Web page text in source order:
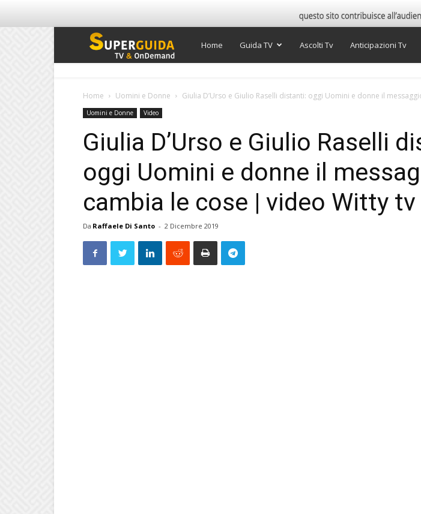
Super
Home Guida TV Ascolti Tv Anticipazioni Tv
Home Uomini e Donne Giulia D’Urso e Giulio Raselli distanti: oggi Uomini e donne il
Uomini e Donne Video
Giulia D’Urso e Giulio Raselli
oggi Uomini e donne il
cambia le cose | video Witty tv
Da Raffaele Di Santo - 2 Dicembre 2019